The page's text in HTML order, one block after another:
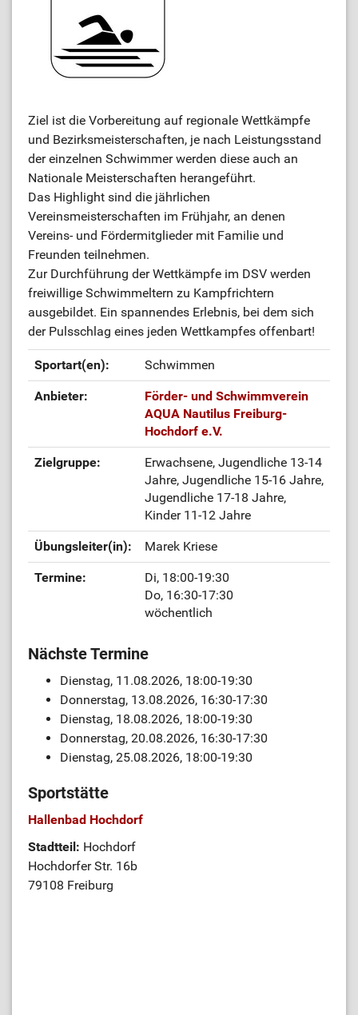
Ziel ist die Vorbereitung auf regionale Wettkämpfe
und Bezirksmeisterschaften, je nach Leistungsstand
der einzelnen Schwimmer werden diese auch an
Nationale Meisterschaften herangeführt.
Das Highlight sind die jährlichen
Vereinsmeisterschaften im Frühjahr, an denen
Vereins- und Fördermitglieder mit Familie und
Freunden teilnehmen.
Zur Durchführung der Wettkämpfe im DSV werden
freiwillige Schwimmeltern zu Kampfrichtern
ausgebildet. Ein spannendes Erlebnis, bei dem sich
der Pulsschlag eines jeden Wettkampfes offenbart!
Sportart(en): Schwimmen
Anbieter:
Förder- und Schwimmverein
AQUA Nautilus Freiburg-
Hochdorf e.V.
Zielgruppe:
Erwachsene, Jugendliche 13-14
Jahre, Jugendliche 15-16 Jahre,
Jugendliche 17-18 Jahre,
Kinder 11-12 Jahre
Übungsleiter(in): Marek Kriese
Termine:
Di, 18:00-19:30
Do, 16:30-17:30
wöchentlich
Nächste Termine
Dienstag, 11.08.2026, 18:00-19:30
Donnerstag, 13.08.2026, 16:30-17:30
Dienstag, 18.08.2026, 18:00-19:30
Donnerstag, 20.08.2026, 16:30-17:30
Dienstag, 25.08.2026, 18:00-19:30
Sportstätte
Hallenbad Hochdorf
Stadtteil: Hochdorf
Hochdorfer Str. 16b
79108 Freiburg